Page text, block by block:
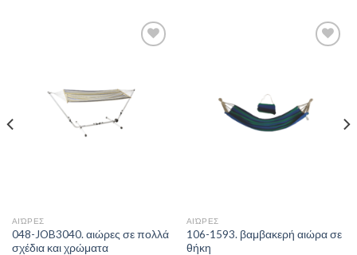
ΑΙΏΡΕΣ
048-JOB3040. αιώρες σε πολλά
σχέδια και χρώματα
ΑΙΏΡΕΣ
106-1593. βαμβακερή αιώρα σε
θήκη